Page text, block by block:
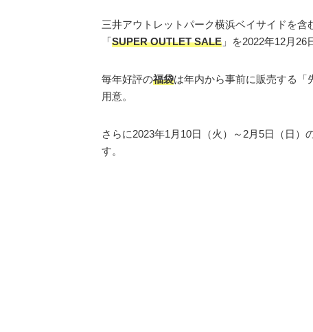
三井アウトレットパーク横浜ベイサイドを
「SUPER OUTLET SALE 」を2022年12月26
毎年好評の福袋は年内から事前に販売する「
用意。
さらに2023年1月10日（火）～2月5日（日）
す。